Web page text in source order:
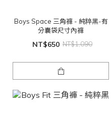
Boys Space 三角褲 - 純粹黑-有
分囊袋尺寸內褲
NT$650 NT$1,090